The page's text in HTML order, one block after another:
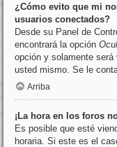
¿Cómo evito que mi
usuarios conectados?
Desde su Panel de
encontrará la opción
opción y solamente
usted mismo. Se le
Arriba
¡La hora en los foros
Es posible que esté
horaria. Si este es el